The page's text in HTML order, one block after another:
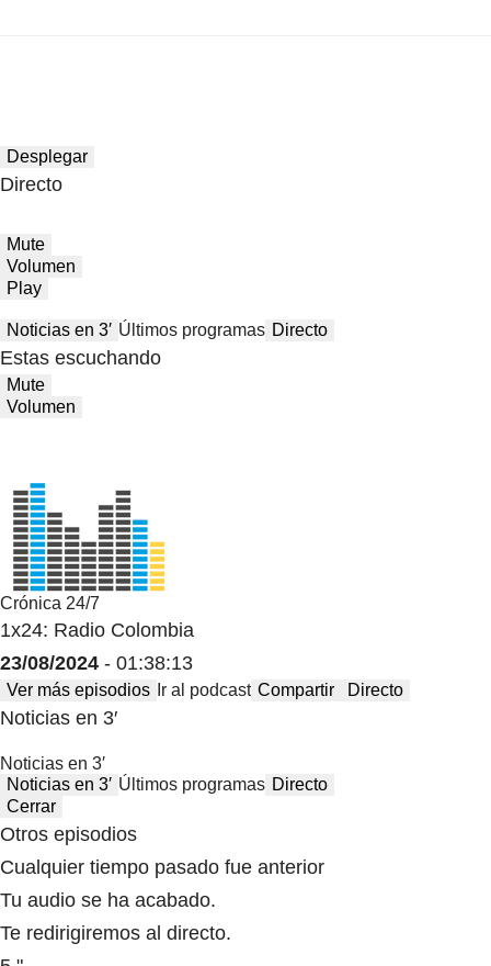
Desplegar
Directo
Mute
Volumen
Play
Noticias en 3′ Últimos programas Directo
Estas escuchando
Mute
Volumen
Crónica 24/7
1x24: Radio Colombia
23/08/2024 - 01:38:13
Ver más episodios Ir al podcast Compartir Directo
Noticias en 3′
Noticias en 3′
Noticias en 3′ Últimos programas Directo
Cerrar
Otros episodios
Cualquier tiempo pasado fue anterior
Tu audio se ha acabado.
Te redirigiremos al directo.